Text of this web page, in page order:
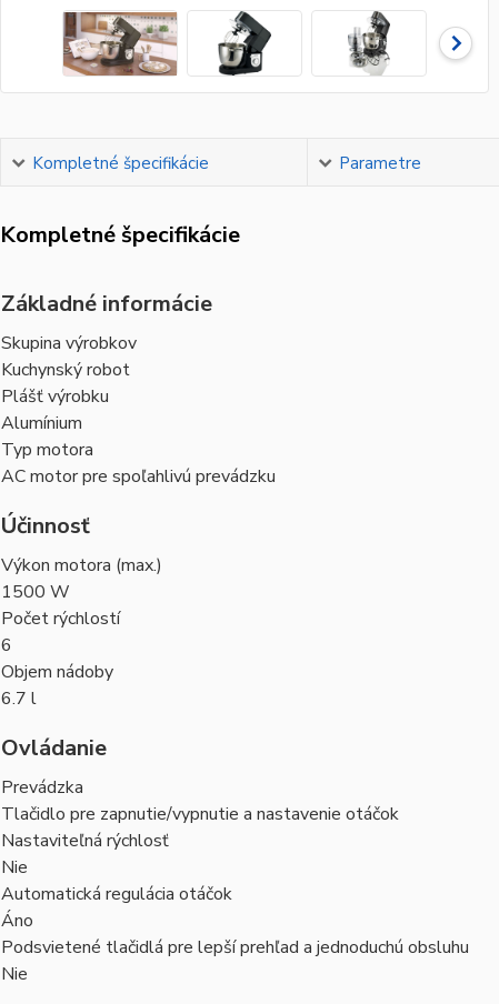
Kompletné špecifikácie Parametre
Kompletné špecifikácie
Základné informácie
Skupina výrobkov
Kuchynský robot
Plášť výrobku
Alumínium
Typ motora
AC motor pre spoľahlivú prevádzku
Účinnosť
Výkon motora (max.)
1500 W
Počet rýchlostí
6
Objem nádoby
6.7 l
Ovládanie
Prevádzka
Tlačidlo pre zapnutie/vypnutie a nastavenie otáčok
Nastaviteľná rýchlosť
Nie
Automatická regulácia otáčok
Áno
Podsvietené tlačidlá pre lepší prehľad a jednoduchú obsluhu
Nie